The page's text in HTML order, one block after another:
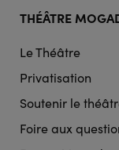
Footer
navigation
THÉÂTRE
Le Théâtre
Privatisation
Soutenir le
Foire aux